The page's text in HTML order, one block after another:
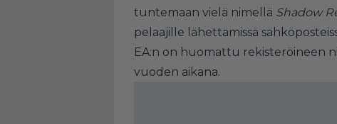
tuntemaan vielä nimellä Shadow
pelaajille lähettämissä
EA:n on huomattu rekisteröineen
vuoden aikana.